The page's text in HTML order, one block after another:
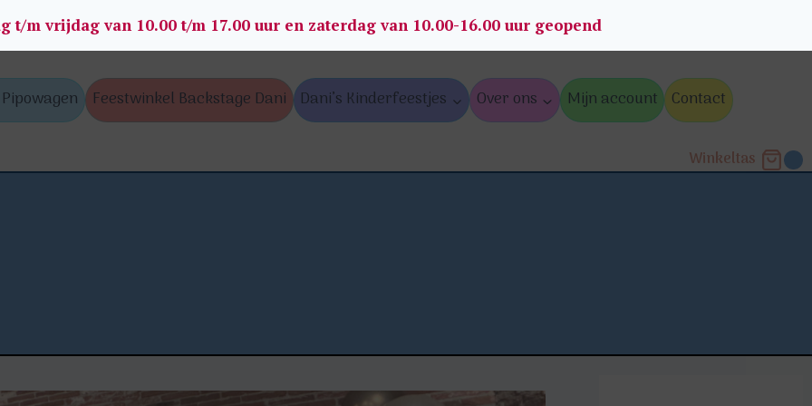
t/m vrijdag van 10.00 t/m 17.00 uur en zaterdag van 10.00-16.00 uur geopend
Pipowagen Feestwinkel Backstage Dani Dani’s Kinderfeestjes Over ons Mijn account Contact
Winkeltas